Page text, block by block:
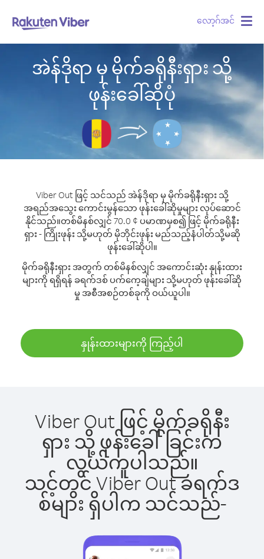
လော့ဂ်အင်
အဲန်ဒိုရာ မှ မိုက်ခရိုနီးရှား သို့
ဖုန်းခေါ်ဆိုပုံ
Viber Out ဖြင့် သင်သည် အဲန်ဒိုရာ မှ မိုက်ခရိုနီးရှား သို့
အရည်အသွေး ကောင်းမွန်သော ဖုန်းခေါ်ဆိုမှုများ လုပ်ဆောင်
နိုင်သည်။တစ်မိနစ်လျှင် 70.0 ¢ ပမာဏမှစ၍ ဖြင့် မိုက်ခရိုနီး
ရှား - ကြိုးဖုန်း သို့မဟုတ် မိုဘိုင်းဖုန်း မည်သည့်နံပါတ်သို့မဆို
ဖုန်းခေါ်ဆိုပါ။
မိုက်ခရိုနီးရှား အတွက် တစ်မိနစ်လျှင် အကောင်းဆုံး နှုန်းထား
များကို ရရှိရန် ခရက်ဒစ် ပက်ကေ့ချ်များ သို့မဟုတ် ဖုန်းခေါ်ဆို
မှု အစီအစဉ်တစ်ခုကို ဝယ်ယူပါ။
နှုန်းထားများကို ကြည့်ပါ
Viber Out ဖြင့် မိုက်ခရိုနီး
ရှား သို့ ဖုန်းခေါ်ခြင်းက
လွယ်ကူပါသည်။
သင့်တွင် Viber Out ခရက်ဒ
စ်များ ရှိပါက သင်သည်-